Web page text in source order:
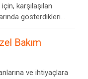
karşılaşılan
gösterdikleri...
Bakım
ve ihtiyaçlara